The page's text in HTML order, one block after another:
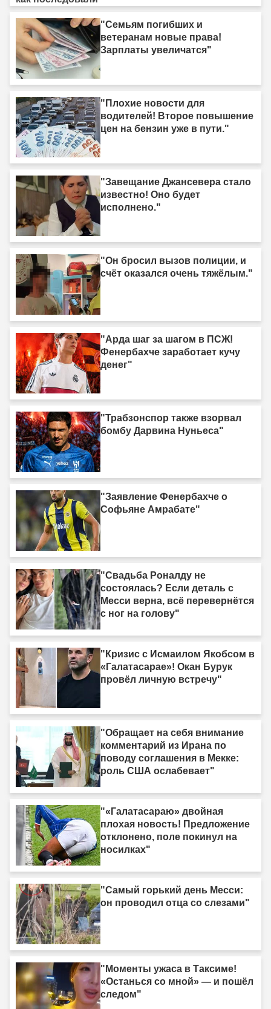
"Семьям погибших и
ветеранам новые права!
Зарплаты увеличатся"
"Плохие новости для
водителей! Второе повышение
цен на бензин уже в пути."
"Завещание Джансевера стало
известно! Оно будет
исполнено."
"Он бросил вызов полиции, и
счёт оказался очень тяжёлым."
"Арда шаг за шагом в ПСЖ!
Фенербахче заработает кучу
денег"
"Трабзонспор также взорвал
бомбу Дарвина Нуньеса"
"Заявление Фенербахче о
Софьяне Амрабате"
"Свадьба Роналду не
состоялась? Если деталь с
Месси верна, всё перевернётся
с ног на голову"
"Кризис с Исмаилом Якобсом в
«Галатасарае»! Окан Бурук
провёл личную встречу"
"Обращает на себя внимание
комментарий из Ирана по
поводу соглашения в Мекке:
роль США ослабевает"
"«Галатасараю» двойная
плохая новость! Предложение
отклонено, поле покинул на
носилках"
"Самый горький день Месси:
он проводил отца со слезами"
"Моменты ужаса в Таксиме!
«Останься со мной» — и пошёл
следом"